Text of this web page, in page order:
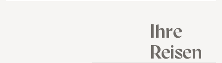
Ihre
Reisen